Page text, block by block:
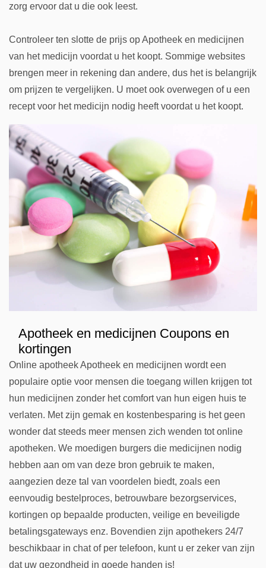
zorg ervoor dat u die ook leest.
Controleer ten slotte de prijs op Apotheek en medicijnen
van het medicijn voordat u het koopt. Sommige websites
brengen meer in rekening dan andere, dus het is belangrijk
om prijzen te vergelijken. U moet ook overwegen of u een
recept voor het medicijn nodig heeft voordat u het koopt.
Apotheek en medicijnen Coupons en
kortingen
Online apotheek Apotheek en medicijnen wordt een
populaire optie voor mensen die toegang willen krijgen tot
hun medicijnen zonder het comfort van hun eigen huis te
verlaten. Met zijn gemak en kostenbesparing is het geen
wonder dat steeds meer mensen zich wenden tot online
apotheken. We moedigen burgers die medicijnen nodig
hebben aan om van deze bron gebruik te maken,
aangezien deze tal van voordelen biedt, zoals een
eenvoudig bestelproces, betrouwbare bezorgservices,
kortingen op bepaalde producten, veilige en beveiligde
betalingsgateways enz. Bovendien zijn apothekers 24/7
beschikbaar in chat of per telefoon, kunt u er zeker van zijn
dat uw gezondheid in goede handen is!